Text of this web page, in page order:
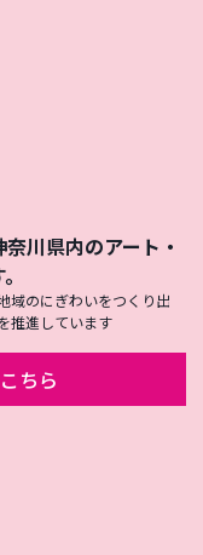
川県内のアート・
域のにぎわいをつくり出
推進しています
ちら